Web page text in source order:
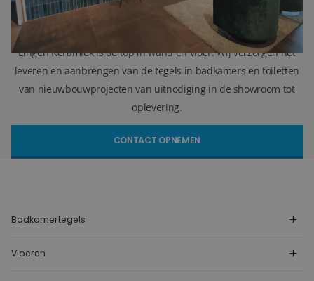
r.vellekoop@lingenkeramiek.nl
Lingen Keramiek is de top in wand en vloer. Wij verzorgen het
leveren en aanbrengen van de tegels in badkamers en toiletten
van nieuwbouwprojecten van uitnodiging in de showroom tot
oplevering.
CONTACT OPNEMEN
Badkamertegels
Vloeren